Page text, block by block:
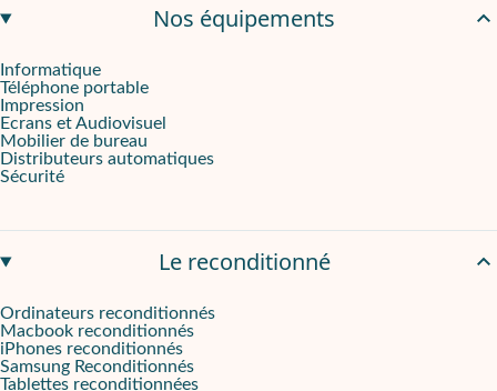
Nos équipements
Informatique
Téléphone portable
Impression
Ecrans et Audiovisuel
Mobilier de bureau
Distributeurs automatiques
Sécurité
Le reconditionné
Ordinateurs reconditionnés
Macbook reconditionnés
iPhones reconditionnés
Samsung Reconditionnés
Tablettes reconditionnées